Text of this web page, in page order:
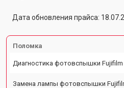
Дата обновления прайса:
Поломка
Диагностика фотовспышки Fujifilm
Замена лампы фотовспышки